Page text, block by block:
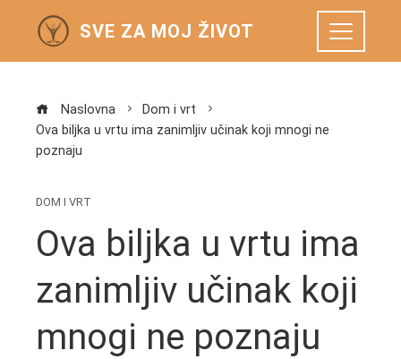
SVE ZA MOJ ŽIVOT
Naslovna
Dom i vrt
Ova biljka u vrtu ima zanimljiv učinak koji mnogi ne
poznaju
DOM I VRT
Ova biljka u vrtu ima
zanimljiv učinak koji
mnogi ne poznaju